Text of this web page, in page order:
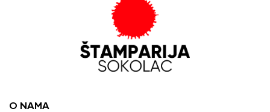
O NAMA